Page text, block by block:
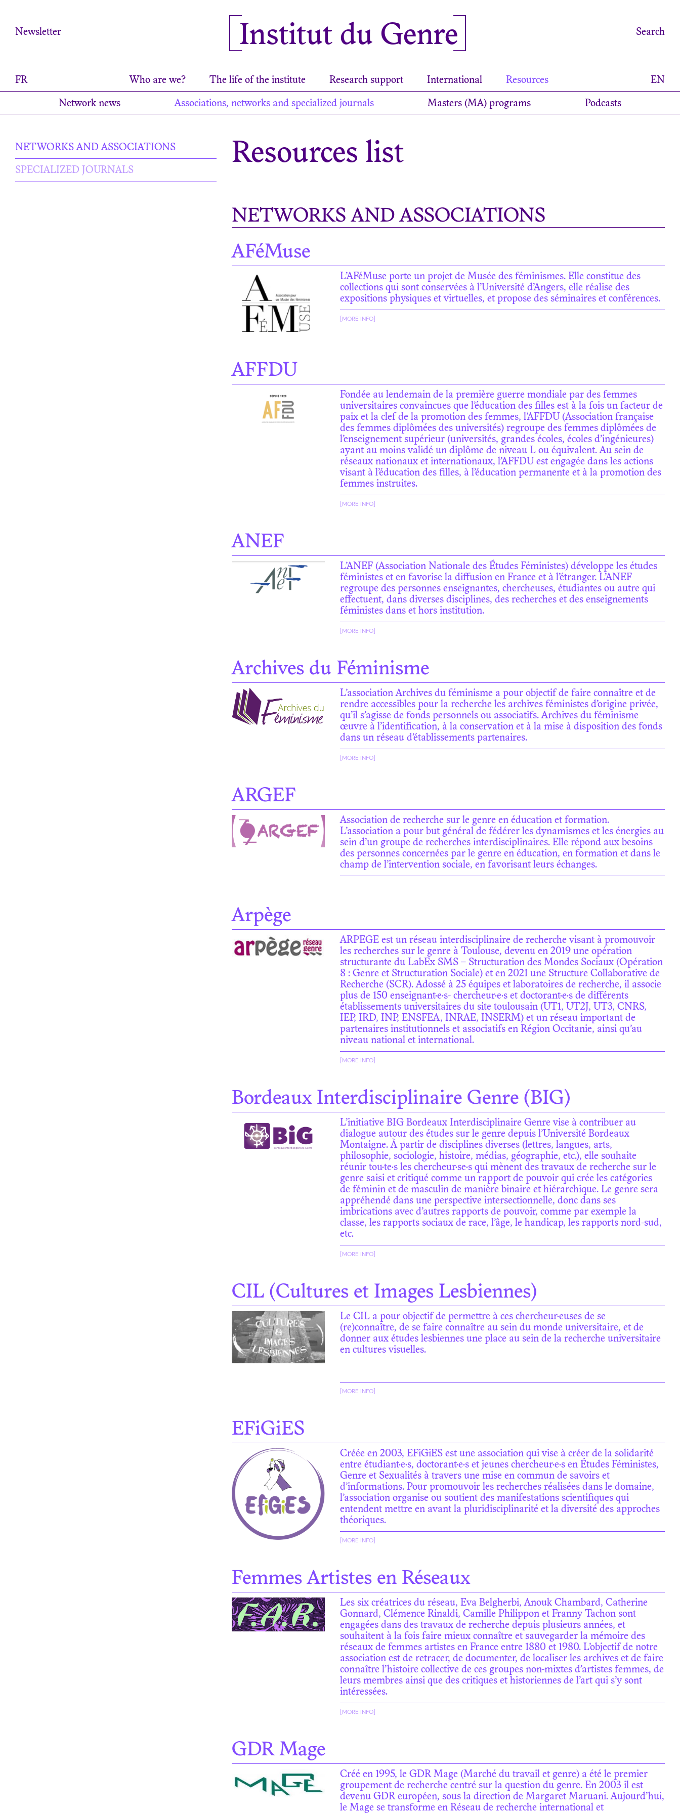
Newsletter Institut du Genre Search
FR Who are we? The life of the institute Research support International Resources EN
Network news Associations, networks and specialized journals Masters (MA) programs Podcasts
NETWORKS AND ASSOCIATIONS
SPECIALIZED JOURNALS
Resources list
NETWORKS AND ASSOCIATIONS
AFéMuse
L’AFéMuse porte un projet de Musée des féminismes. Elle constitue des
collections qui sont conservées à l’Université d’Angers, elle réalise des
expositions physiques et virtuelles, et propose des séminaires et conférences.
[MORE INFO]
AFFDU
Fondée au lendemain de la première guerre mondiale par des femmes
universitaires convaincues que l’éducation des filles est à la fois un facteur de
paix et la clef de la promotion des femmes, l’AFFDU (Association française
des femmes diplômées des universités) regroupe des femmes diplômées de
l’enseignement supérieur (universités, grandes écoles, écoles d’ingénieures)
ayant au moins validé un diplôme de niveau L ou équivalent. Au sein de
réseaux nationaux et internationaux, l’AFFDU est engagée dans les actions
visant à l’éducation des filles, à l’éducation permanente et à la promotion des
femmes instruites.
[MORE INFO]
ANEF
L’ANEF (Association Nationale des Études Féministes) développe les études
féministes et en favorise la diffusion en France et à l’étranger. L’ANEF
regroupe des personnes enseignantes, chercheuses, étudiantes ou autre qui
effectuent, dans diverses disciplines, des recherches et des enseignements
féministes dans et hors institution.
[MORE INFO]
Archives du Féminisme
L’association Archives du féminisme a pour objectif de faire connaître et de
rendre accessibles pour la recherche les archives féministes d’origine privée,
qu’il s’agisse de fonds personnels ou associatifs. Archives du féminisme
œuvre à l’identification, à la conservation et à la mise à disposition des fonds
dans un réseau d’établissements partenaires.
[MORE INFO]
ARGEF
Association de recherche sur le genre en éducation et formation.
L’association a pour but général de fédérer les dynamismes et les énergies au
sein d’un groupe de recherches interdisciplinaires. Elle répond aux besoins
des personnes concernées par le genre en éducation, en formation et dans le
champ de l’intervention sociale, en favorisant leurs échanges.
Arpège
ARPEGE est un réseau interdisciplinaire de recherche visant à promouvoir
les recherches sur le genre à Toulouse, devenu en 2019 une opération
structurante du LabEx SMS – Structuration des Mondes Sociaux (Opération
8 : Genre et Structuration Sociale) et en 2021 une Structure Collaborative de
Recherche (SCR). Adossé à 25 équipes et laboratoires de recherche, il associe
plus de 150 enseignant·e·s- chercheur·e·s et doctorant·e·s de différents
établissements universitaires du site toulousain (UT1, UT2J, UT3, CNRS,
IEP, IRD, INP, ENSFEA, INRAE, INSERM) et un réseau important de
partenaires institutionnels et associatifs en Région Occitanie, ainsi qu’au
niveau national et international.
[MORE INFO]
Bordeaux Interdisciplinaire Genre (BIG)
L’initiative BIG Bordeaux Interdisciplinaire Genre vise à contribuer au
dialogue autour des études sur le genre depuis l’Université Bordeaux
Montaigne. À partir de disciplines diverses (lettres, langues, arts,
philosophie, sociologie, histoire, médias, géographie, etc.), elle souhaite
réunir tou·te·s les chercheur·se·s qui mènent des travaux de recherche sur le
genre saisi et critiqué comme un rapport de pouvoir qui crée les catégories
de féminin et de masculin de manière binaire et hiérarchique. Le genre sera
appréhendé dans une perspective intersectionnelle, donc dans ses
imbrications avec d’autres rapports de pouvoir, comme par exemple la
classe, les rapports sociaux de race, l’âge, le handicap, les rapports nord-sud,
etc.
[MORE INFO]
CIL (Cultures et Images Lesbiennes)
Le CIL a pour objectif de permettre à ces chercheur·euses de se
(re)connaître, de se faire connaître au sein du monde universitaire, et de
donner aux études lesbiennes une place au sein de la recherche universitaire
en cultures visuelles.
[MORE INFO]
EFiGiES
Créée en 2003, EFiGiES est une association qui vise à créer de la solidarité
entre étudiant·e·s, doctorant·e·s et jeunes chercheur·e·s en Études Féministes,
Genre et Sexualités à travers une mise en commun de savoirs et
d’informations. Pour promouvoir les recherches réalisées dans le domaine,
l’association organise ou soutient des manifestations scientifiques qui
entendent mettre en avant la pluridisciplinarité et la diversité des approches
théoriques.
[MORE INFO]
Femmes Artistes en Réseaux
Les six créatrices du réseau, Eva Belgherbi, Anouk Chambard, Catherine
Gonnard, Clémence Rinaldi, Camille Philippon et Franny Tachon sont
engagées dans des travaux de recherche depuis plusieurs années, et
souhaitent à la fois faire mieux connaître et sauvegarder la mémoire des
réseaux de femmes artistes en France entre 1880 et 1980. L’objectif de notre
association est de retracer, de documenter, de localiser les archives et de faire
connaître l’histoire collective de ces groupes non-mixtes d’artistes femmes, de
leurs membres ainsi que des critiques et historiennes de l’art qui s’y sont
intéressées.
[MORE INFO]
GDR Mage
Créé en 1995, le GDR Mage (Marché du travail et genre) a été le premier
groupement de recherche centré sur la question du genre. En 2003 il est
devenu GDR européen, sous la direction de Margaret Maruani. Aujourd’hui,
le Mage se transforme en Réseau de recherche international et